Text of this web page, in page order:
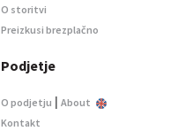
O storitvi
Preizkusi brezplačno
Podjetje
O podjetju | About
Kontakt